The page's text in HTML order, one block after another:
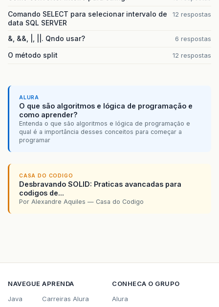
Comando SELECT para selecionar intervalo de
data SQL SERVER
12 respostas
&, &&, |, ||. Qndo usar? 6 respostas
O método split 12 respostas
ALURA
O que são algoritmos e lógica de programação e
como aprender?
Entenda o que são algoritmos e lógica de programação e
qual é a importância desses conceitos para começar a
programar
CASA DO CODIGO
Desbravando SOLID: Praticas avancadas para
codigos de...
Por Alexandre Aquiles — Casa do Codigo
NAVEGUE
Java
APRENDA
Carreiras Alura
CONHECA O GRUPO
Alura